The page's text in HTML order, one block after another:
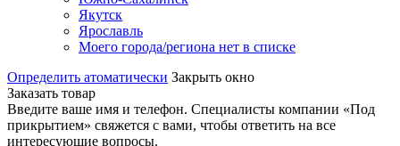
Якутск
Ярославль
Моего города/региона нет в списке
Определить атоматически Закрыть окно
Заказать товар
Введите ваше имя и телефон. Специалисты компании «Под
прикрытием» свяжется с вами, чтобы ответить на все
интересующие вопросы.